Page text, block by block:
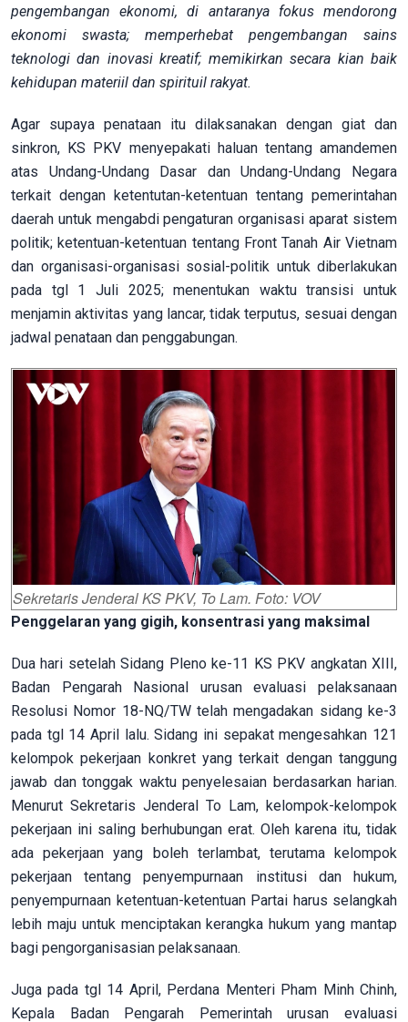
pengembangan ekonomi, di antaranya fokus mendorong
ekonomi swasta; memperhebat pengembangan sains
teknologi dan inovasi kreatif; memikirkan secara kian baik
kehidupan materiil dan spirituil rakyat.
Agar supaya penataan itu dilaksanakan dengan giat dan
sinkron, KS PKV menyepakati haluan tentang amandemen
atas Undang-Undang Dasar dan Undang-Undang Negara
terkait dengan ketentutan-ketentuan tentang pemerintahan
daerah untuk mengabdi pengaturan organisasi aparat sistem
politik; ketentuan-ketentuan tentang Front Tanah Air Vietnam
dan organisasi-organisasi sosial-politik untuk diberlakukan
pada tgl 1 Juli 2025; menentukan waktu transisi untuk
menjamin aktivitas yang lancar, tidak terputus, sesuai dengan
jadwal penataan dan penggabungan.
Sekretaris Jenderal KS PKV, To Lam. Foto: VOV
Penggelaran yang gigih, konsentrasi yang maksimal
Dua hari setelah Sidang Pleno ke-11 KS PKV angkatan XIII,
Badan Pengarah Nasional urusan evaluasi pelaksanaan
Resolusi Nomor 18-NQ/TW telah mengadakan sidang ke-3
pada tgl 14 April lalu. Sidang ini sepakat mengesahkan 121
kelompok pekerjaan konkret yang terkait dengan tanggung
jawab dan tonggak waktu penyelesaian berdasarkan harian.
Menurut Sekretaris Jenderal To Lam, kelompok-kelompok
pekerjaan ini saling berhubungan erat. Oleh karena itu, tidak
ada pekerjaan yang boleh terlambat, terutama kelompok
pekerjaan tentang penyempurnaan institusi dan hukum,
penyempurnaan ketentuan-ketentuan Partai harus selangkah
lebih maju untuk menciptakan kerangka hukum yang mantap
bagi pengorganisasian pelaksanaan.
Juga pada tgl 14 April, Perdana Menteri Pham Minh Chinh,
Kepala Badan Pengarah Pemerintah urusan evaluasi